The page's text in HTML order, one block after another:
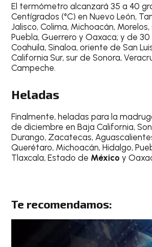
El termómetro alcanzará 35 a 40
Centígrados (°C) en Nuevo León,
Jalisco, Colima, Michoacán,
Puebla, Guerrero y Oaxaca; y de 30
Coahuila, Sinaloa, oriente de San
California Sur, sur de Sonora,
Campeche.
Heladas
Finalmente, heladas para la
de diciembre en Baja California,
Durango, Zacatecas,
Querétaro, Michoacán, Hidalgo,
Tlaxcala, Estado de México y
Te recomendamos: